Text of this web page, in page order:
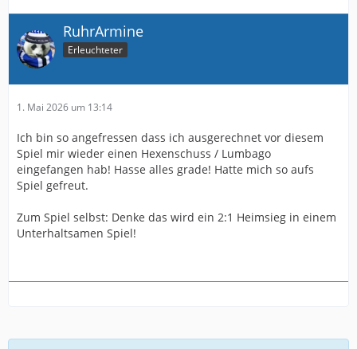
RuhrArmine
Erleuchteter
1. Mai 2026 um 13:14
Ich bin so angefressen dass ich ausgerechnet vor diesem
Spiel mir wieder einen Hexenschuss / Lumbago
eingefangen hab! Hasse alles grade! Hatte mich so aufs
Spiel gefreut.
Zum Spiel selbst: Denke das wird ein 2:1 Heimsieg in einem
Unterhaltsamen Spiel!